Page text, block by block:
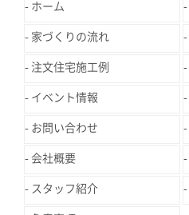
ホーム
家づくりの流れ
注文住宅施工例
イベント情報
お問い合わせ
会社概要
スタッフ紹介